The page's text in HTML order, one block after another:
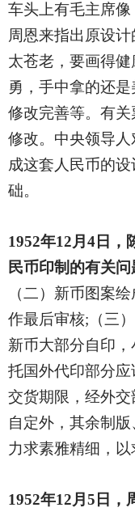
车头上有毛主席像
周恩来指出原设
太苍老，要画得
勇，手中拿的还
修改完善等。有
修改。中央领导
成这套人民币的
础。
1952年12月4日，
民币印制的有关问
（二）新币图案
作最后审核;（三
新币大部分自印
托国外代印部分应
交货期限，经外
自定外，其余制
力求素雅精细，以
1952年12月5日，